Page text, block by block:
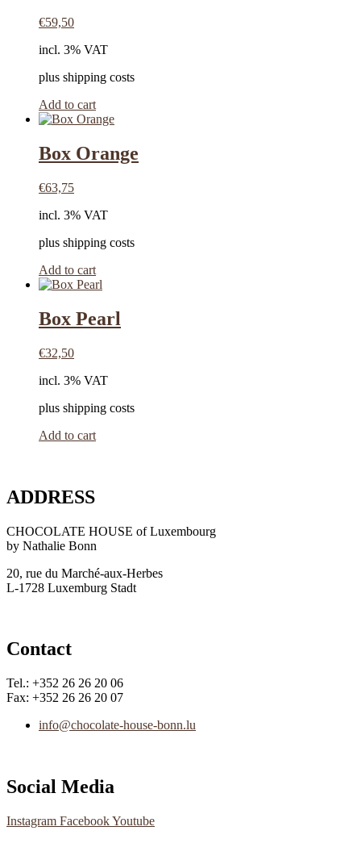
€59,50
incl. 3% VAT
plus shipping costs
Add to cart
Box Orange
€63,75
incl. 3% VAT
plus shipping costs
Add to cart
Box Pearl
€32,50
incl. 3% VAT
plus shipping costs
Add to cart
ADDRESS
CHOCOLATE HOUSE of Luxembourg
by Nathalie Bonn
20, rue du Marché-aux-Herbes
L-1728 Luxemburg Stadt
Contact
Tel.: +352 26 26 20 06
Fax: +352 26 26 20 07
info@chocolate-house-bonn.lu
Social Media
Instagram FacebookYoutube